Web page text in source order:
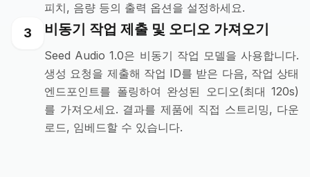
피치, 음량 등의 출력 옵션을 설정하세요.
3 비동기 작업 제출 및 오디오 가져오기
Seed Audio 1.0은 비동기 작업 모델을 사용합니다.
생성 요청을 제출해 작업 ID를 받은 다음, 작업 상태
엔드포인트를 폴링하여 완성된 오디오(최대 120s)
를 가져오세요. 결과를 제품에 직접 스트리밍, 다운
로드, 임베드할 수 있습니다.